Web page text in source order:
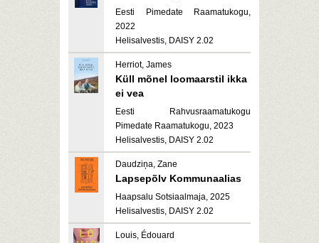
Eesti Pimedate Raamatukogu,
2022
Helisalvestis, DAISY 2.02
Herriot, James
Küll mõnel loomaarstil ikka
ei vea
Eesti Rahvusraamatukogu
Pimedate Raamatukogu, 2023
Helisalvestis, DAISY 2.02
Daudziņa, Zane
Lapsepõlv Kommunaalias
Haapsalu Sotsiaalmaja, 2025
Helisalvestis, DAISY 2.02
Louis, Édouard